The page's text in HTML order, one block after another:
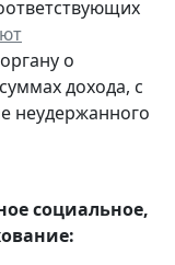
о
дохода, с
неудержанного
социальное,